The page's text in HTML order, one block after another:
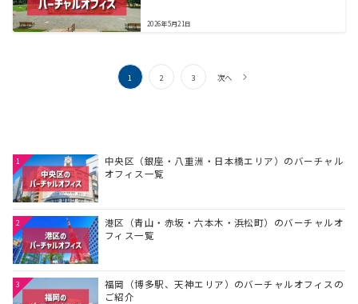
2026年5月21日
ー
ジ
送
り
1 2 3 次へ
1
中央区（銀座・八重洲・日本橋エリア）のバーチャル
オフィス一覧
2
港区（青山・赤坂・六本木・浜松町）のバーチャルオ
フィス一覧
3
福岡（博多駅、天神エリア）のバーチャルオフィスの
ご紹介